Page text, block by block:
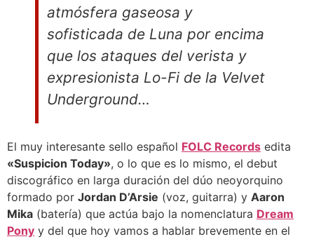
atmósfera gaseosa y
sofisticada de Luna por encima
que los ataques del verista y
expresionista Lo-Fi de la Velvet
Underground…
El muy interesante sello español FOLC Records edita
«Suspicion Today», o lo que es lo mismo, el debut
discográfico en larga duración del dúo neoyorquino
formado por Jordan D’Arsie (voz, guitarra) y Aaron
Mika (batería) que actúa bajo la nomenclatura Dream
Pony y del que hoy vamos a hablar brevemente en el